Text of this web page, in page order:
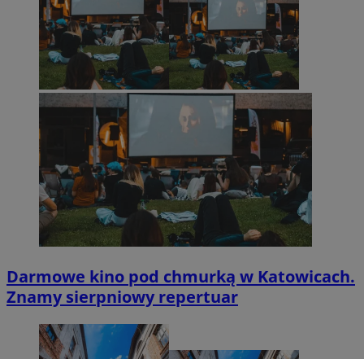
Darmowe kino pod chmurką w Katowicach.
Znamy sierpniowy repertuar